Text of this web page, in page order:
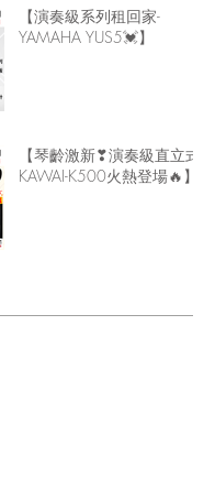
【演奏級系列租回家-
YAMAHA YUS5💓】
【琴齡激新❣演奏級直立式
KAWAI-K500火熱登場🔥】